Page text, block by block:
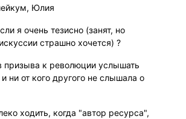
Юлия
я очень тезисно (занят, но
страшно хочется) ?
призыва к революции услышать
ни от кого другого не слышала о
ходить, когда "автор ресурса",